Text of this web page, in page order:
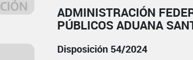
ADMINISTRACIÓN
PÚBLICOS ADUANA
Disposición 54/2024